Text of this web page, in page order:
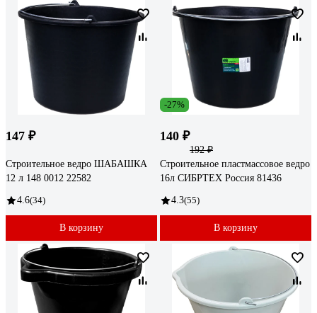
147 ₽
Строительное ведро ШАБАШКА
12 л 148 0012 22582
4.6(34)
В корзину
-27%
140 ₽
192 ₽
Строительное пластмассовое ведро
16л СИБРТЕХ Россия 81436
4.3(55)
В корзину